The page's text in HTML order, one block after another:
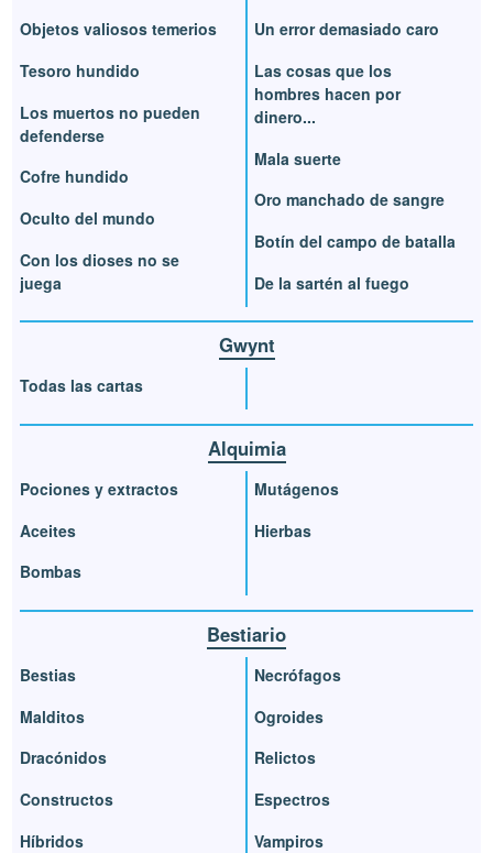
Objetos valiosos temerios
Tesoro hundido
Los muertos no pueden
defenderse
Cofre hundido
Oculto del mundo
Con los dioses no se
juega
Un error demasiado caro
Las cosas que los
hombres hacen por
dinero...
Mala suerte
Oro manchado de sangre
Botín del campo de batalla
De la sartén al fuego
Gwynt
Todas las cartas
Alquimia
Pociones y extractos
Aceites
Bombas
Mutágenos
Hierbas
Bestiario
Bestias
Malditos
Dracónidos
Constructos
Híbridos
Necrófagos
Ogroides
Relictos
Espectros
Vampiros